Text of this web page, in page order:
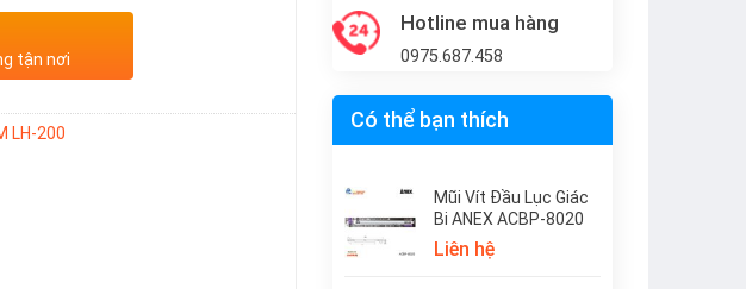
Hotline mua hàng
0975.687.458
Có thể bạn thích
Mũi Vít Đầu Lục Giác
Bi ANEX ACBP-8020
Liên hệ
tận nơi
LH-200